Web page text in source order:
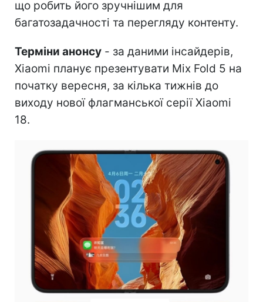
що робить його зручнішим для
багатозадачності та перегляду контенту.
Терміни анонсу - за даними інсайдерів,
Xiaomi планує презентувати Mix Fold 5 на
початку вересня, за кілька тижнів до
виходу нової флагманської серії Xiaomi
18.